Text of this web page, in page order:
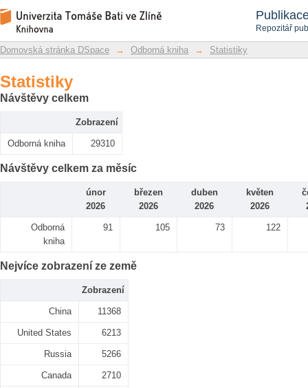
Repozitář
Statistiky
Repozitář DSpace/Manakin
Domovská stránka DSpace → Odborná kniha → Statistiky
Statistiky
Návštěvy celkem
Zobrazení
Odborná kniha 29310
Návštěvy celkem za měsíc
únor
2026
březen
2026
duben
2026
květen
2026
Odborná
kniha
91 105 73 122
Nejvíce zobrazení ze země
Zobrazení
China 11368
United States 6213
Russia 5266
Canada 2710